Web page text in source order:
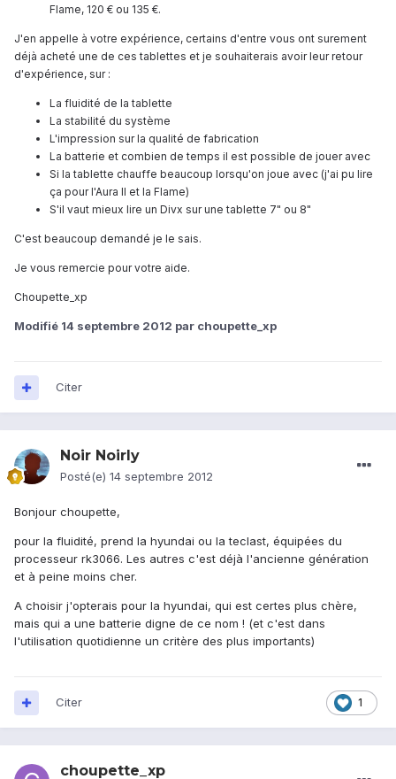
Flame, 120 € ou 135 €.
J'en appelle à votre expérience, certains d'entre vous ont surement
déjà acheté une de ces tablettes et je souhaiterais avoir leur retour
d'expérience, sur :
La fluidité de la tablette
La stabilité du système
L'impression sur la qualité de fabrication
La batterie et combien de temps il est possible de jouer avec
Si la tablette chauffe beaucoup lorsqu'on joue avec (j'ai pu lire
ça pour l'Aura II et la Flame)
S'il vaut mieux lire un Divx sur une tablette 7" ou 8"
C'est beaucoup demandé je le sais.
Je vous remercie pour votre aide.
Choupette_xp
Modifié 14 septembre 2012 par choupette_xp
Citer
Noir Noirly
Posté(e) 14 septembre 2012
Bonjour choupette,
pour la fluidité, prend la hyundai ou la teclast, équipées du
processeur rk3066. Les autres c'est déjà l'ancienne génération
et à peine moins cher.
A choisir j'opterais pour la hyundai, qui est certes plus chère,
mais qui a une batterie digne de ce nom ! (et c'est dans
l'utilisation quotidienne un critère des plus importants)
1
Citer
choupette_xp